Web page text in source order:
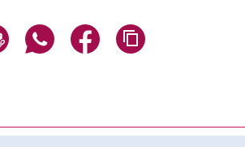
Seite über E-Mail teilen
Seite über WhatsApp teilen
Seite über Facebook